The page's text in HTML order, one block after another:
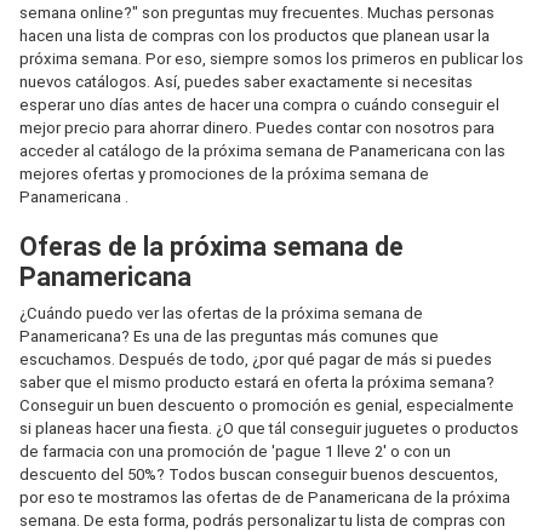
semana online?" son preguntas muy frecuentes. Muchas personas
hacen una lista de compras con los productos que planean usar la
próxima semana. Por eso, siempre somos los primeros en publicar los
nuevos catálogos. Así, puedes saber exactamente si necesitas
esperar uno días antes de hacer una compra o cuándo conseguir el
mejor precio para ahorrar dinero. Puedes contar con nosotros para
acceder al catálogo de la próxima semana de Panamericana con las
mejores ofertas y promociones de la próxima semana de
Panamericana .
Oferas de la próxima semana de
Panamericana
¿Cuándo puedo ver las ofertas de la próxima semana de
Panamericana? Es una de las preguntas más comunes que
escuchamos. Después de todo, ¿por qué pagar de más si puedes
saber que el mismo producto estará en oferta la próxima semana?
Conseguir un buen descuento o promoción es genial, especialmente
si planeas hacer una fiesta. ¿O que tál conseguir juguetes o productos
de farmacia con una promoción de 'pague 1 lleve 2' o con un
descuento del 50%? Todos buscan conseguir buenos descuentos,
por eso te mostramos las ofertas de de Panamericana de la próxima
semana. De esta forma, podrás personalizar tu lista de compras con